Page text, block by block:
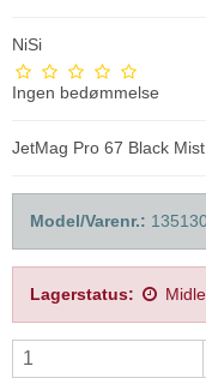
NiSi
Ingen bedømmelse
JetMag Pro 67 Black
Model/Varenr.:
Lagerstatus: